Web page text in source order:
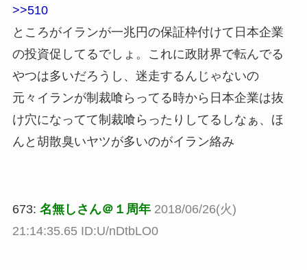
>>510
ところがイランが一兆円の保証枠付けて日本企業
の投資促してるでしょ。これに政財界で転んでる
やつは多いだろうし、迷走するんじゃないの
元々イランが制裁喰らってる時から日本企業は抜
け穴になってて制裁喰らったりしてるしなぁ、ほ
んと胡散臭いヤツが多いのがイラン絡み
673: 名無しさん＠１周年 2018/06/26(火)
21:14:35.65 ID:U/nDtbLO0